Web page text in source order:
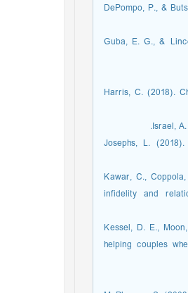
DePompo, P., &
Guba, E. G., &
Harris, C. (2018).
Israel,
Josephs, L.
Kawar, C.,
infidelity and
Kessel, D. E.,
helping couples